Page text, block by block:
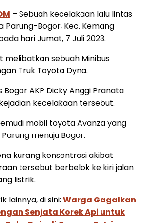
– Sebuah kecelakaan lalu lintas
Parung-Bogor, Kec. Kemang
hari Jumat, 7 Juli 2023.
melibatkan sebuah Minibus
Truk Toyota Dyna.
Bogor AKP Dicky Anggi Pranata
kecelakaan tersebut.
mobil toyota Avanza yang
menuju Bogor.
kurang konsentrasi akibat
tersebut berbelok ke kiri jalan
listrik.
lainnya, di sini: Warga Gagalkan
Senjata Korek Api untuk